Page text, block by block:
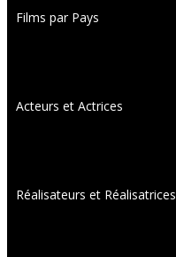
Films par Pays
Acteurs et Actrices
Réalisateurs et Réalisatrices